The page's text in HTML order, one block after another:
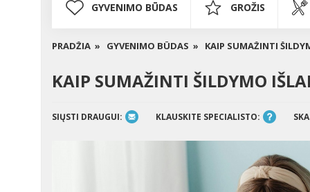
GYVENIMO BŪDAS GROŽIS
PRADŽIA » GYVENIMO BŪDAS » KAIP SUMAŽINTI
KAIP SUMAŽINTI ŠILDYMO
SIŲSTI DRAUGUI: KLAUSKITE SPECIALISTO: